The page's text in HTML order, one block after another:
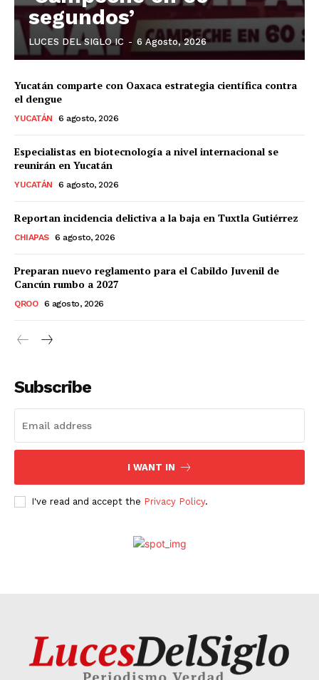
segundos’
LUCES DEL SIGLO IC - 6 Agosto, 2026
Yucatán comparte con Oaxaca estrategia científica contra
el dengue
YUCATÁN 6 agosto, 2026
Especialistas en biotecnología a nivel internacional se
reunirán en Yucatán
YUCATÁN 6 agosto, 2026
Reportan incidencia delictiva a la baja en Tuxtla Gutiérrez
CHIAPAS 6 agosto, 2026
Preparan nuevo reglamento para el Cabildo Juvenil de
Cancún rumbo a 2027
QROO 6 agosto, 2026
Subscribe
I WANT IN
I've read and accept the Privacy Policy.